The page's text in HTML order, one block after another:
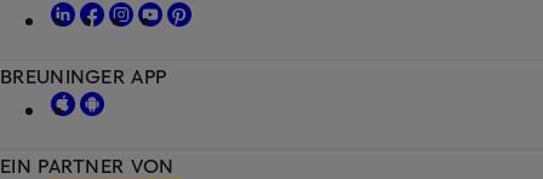
EIN PARTNER VON
BREUNINGER APP